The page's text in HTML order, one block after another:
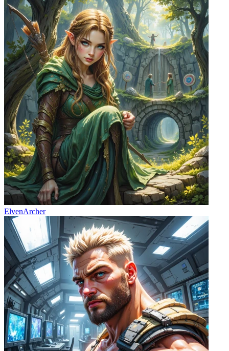
ElvenArcher